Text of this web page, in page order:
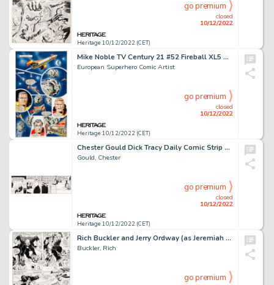
Heritage 10/12/2022 (CET)
closed
10/12/2022
go premium
Mike Noble TV Century 21 #52 Fireball XL5 Story Page 2 Original Art (Century 21 Publications, 1966)....
European Superhero Comic Artist
Heritage 10/12/2022 (CET)
closed
10/12/2022
go premium
Chester Gould Dick Tracy Daily Comic Strip Original Art dated 6-27-44 (Chicago Tribune, 1944)....
Gould, Chester
Heritage 10/12/2022 (CET)
closed
10/12/2022
go premium
Rich Buckler and Jerry Ordway (as Jeremiah Ordway) Justice League of America #193 Story Page 4 Solomon Grundy and ...
Buckler, Rich
go premium